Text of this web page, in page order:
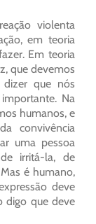
violenta
em teoria
Em teoria
que devemos
que nós
Na
humanos, e
convivência
uma pessoa
irritá-la, de
é humano,
deve
digo que deve